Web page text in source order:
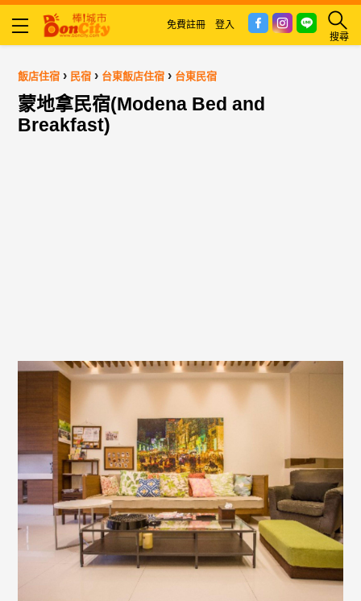
搜尋
免費註冊 登入
飯店住宿 › 民宿 › 台東飯店住宿 › 台東民宿
蒙地拿民宿(Modena Bed and
Breakfast)